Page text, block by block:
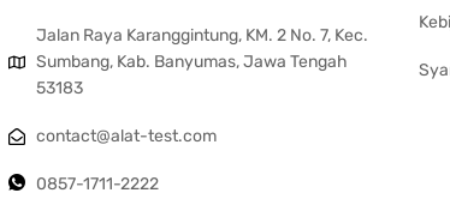
Jalan Raya Karanggintung, KM. 2 No. 7, Kec.
Sumbang, Kab. Banyumas, Jawa Tengah
53183
contact@alat-test.com
0857-1711-2222